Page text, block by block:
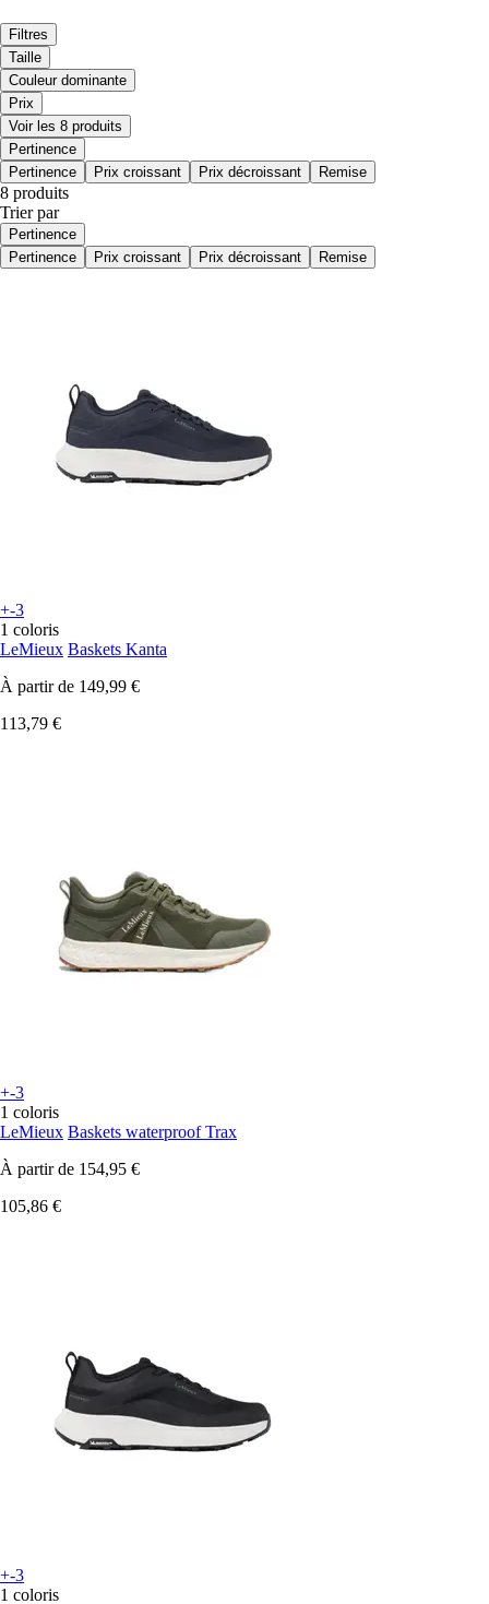
Filtres
Taille
Couleur dominante
Prix
Voir les 8 produits
Pertinence
Pertinence
Prix croissant Prix décroissant Remise
8 produits
Trier par
Pertinence
Pertinence
Prix croissant Prix décroissant Remise
+-3
1 coloris
LeMieux Baskets Kanta
À partir de 149,99 €
113,79 €
+-3
1 coloris
LeMieux Baskets waterproof Trax
À partir de 154,95 €
105,86 €
+-3
1 coloris